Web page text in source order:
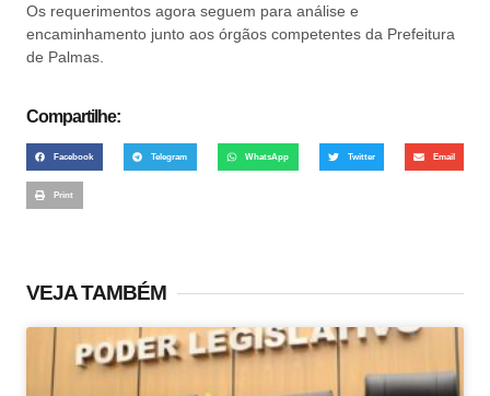
Os requerimentos agora seguem para análise e
encaminhamento junto aos órgãos competentes da Prefeitura
de Palmas.
Compartilhe:
Facebook Telegram WhatsApp Twitter Email
Print
VEJA TAMBÉM